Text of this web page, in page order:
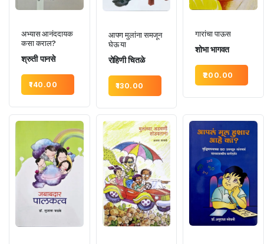
अभ्यास आनंददायक
कसा कराल?
श्रुती पानसे
140.00
आपण मुलांना समजून
घेऊ या
रोहिणी चितळे
130.00
गारांचा पाऊस
शोभा भागवत
200.00